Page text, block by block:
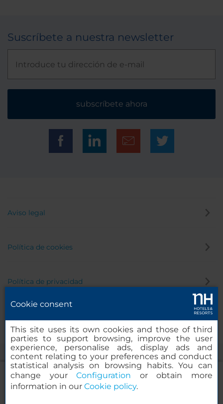
Suscríbete a nuestra newsletter
subscríbete ahora
Aviso legal
Política de cookies
Política de privacidad
Cookie consent
This site uses its own cookies and those of third
parties to support browsing, improve the user
experience, personalise ads, display ads and
content relating to your preferences and conduct
statistical analysis on browsing habits. You can
change yourConfiguration or obtain more
information in our Cookie policy.